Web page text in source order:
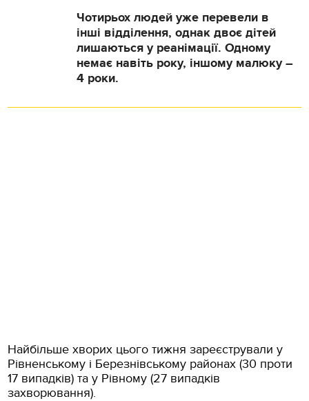
Чотирьох людей уже перевели в
інші відділення, однак двоє дітей
лишаються у реанімації. Одному
немає навіть року, іншому малюку –
4 роки.
Найбільше хворих цього тижня зареєстрували у
Рівненському і Березнівському районах (30 проти
17 випадків) та у Рівному (27 випадків
захворювання).